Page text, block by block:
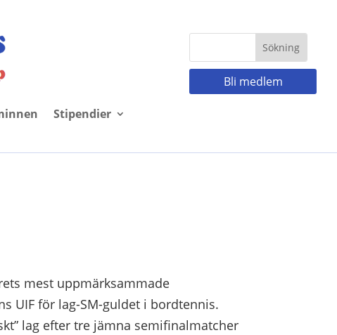
Stipendier
Bli medlem
mest uppmärksammade
UIF för lag-SM-guldet i bordtennis.
lag efter tre jämna semifinalmatcher